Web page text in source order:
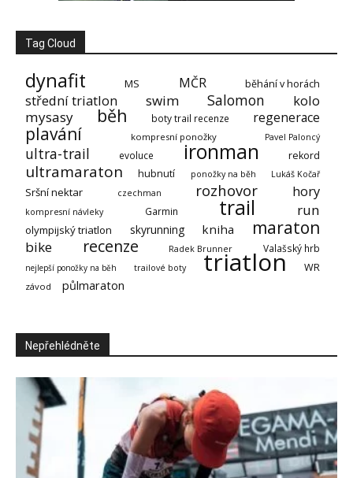
Tag Cloud
dynafit MS MČR běhání v horách
střední triatlon swim Salomon
kolo
mysasy
běh boty trail recenze regenerace
plavání kompresní ponožky Pavel Paloncý
ultra-trail evoluce ironman rekord
ultramaraton hubnutí ponožky na běh Lukáš Kočař
Sršní nektar czechman rozhovor hory
kompresní návleky Garmin trail run
olympijský triatlon skyrunning kniha maraton
bike recenze Radek Brunner Valašský hrb
nejlepší ponožky na běh trailové boty triatlon WR
závod půlmaraton
Nepřehlédněte